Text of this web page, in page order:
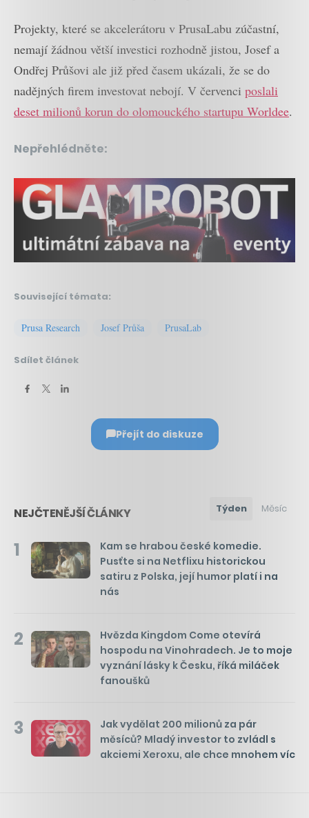
Projekty, které se akcelerátoru v PrusaLabu zúčastní,
nemají žádnou větší investici rozhodně jistou, Josef a
Ondřej Průšovi ale již před časem ukázali, že se do
nadějných firem investovat nebojí. V červenci poslali
deset milionů korun do olomouckého startupu Worldee.
Nepřehlédněte:
Související témata:
Prusa Research Josef Průša PrusaLab
Sdílet článek
Přejít do diskuze
NEJČTENĚJŠÍ ČLÁNKY Týden Měsíc
1
Kam se hrabou české komedie.
Pusťte si na Netflixu historickou
satiru z Polska, její humor platí i na
nás
2
Hvězda Kingdom Come otevírá
hospodu na Vinohradech. Je to moje
vyznání lásky k Česku, říká miláček
fanoušků
3
Jak vydělat 200 milionů za pár
měsíců? Mladý investor to zvládl s
akciemi Xeroxu, ale chce mnohem víc